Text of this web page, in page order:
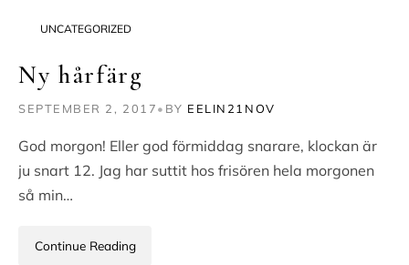
UNCATEGORIZED
Ny hårfärg
SEPTEMBER 2, 2017• BY EELIN21NOV
God morgon! Eller god förmiddag snarare, klockan är
ju snart 12. Jag har suttit hos frisören hela morgonen
så min…
Continue Reading